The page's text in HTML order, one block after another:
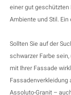
einer gut
Ambiente und Stil.
Sollten Sie auf der
schwarzer Farbe
mit Ihrer Fassade
Fassadenverkleidung
Assoluto-Granit –